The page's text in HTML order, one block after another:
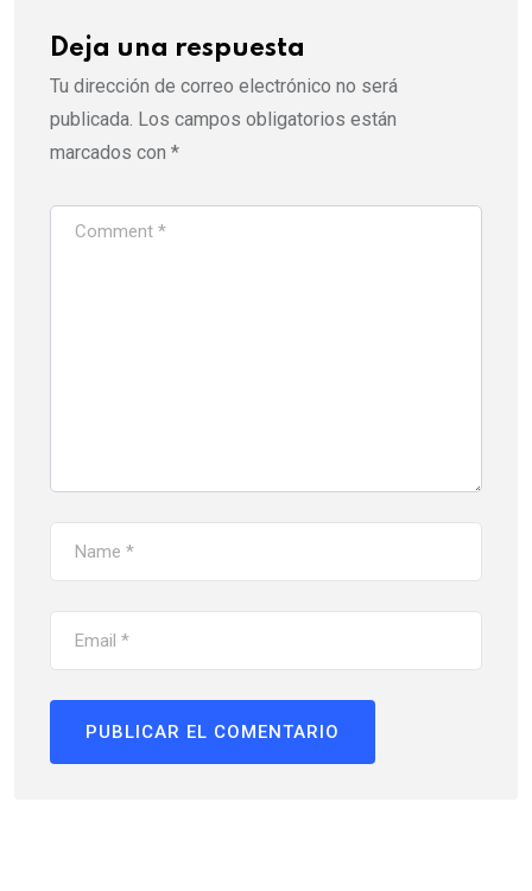
Deja una respuesta
Tu dirección de correo electrónico no será
publicada. Los campos obligatorios están
marcados con *